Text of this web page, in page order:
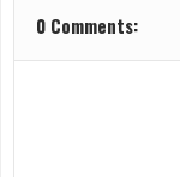
0 Comments: